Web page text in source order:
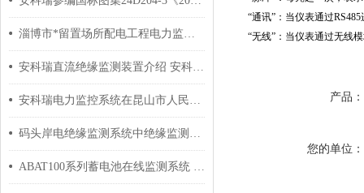
淄博市*留置场所配电工程电力监控系统的设计与应用
安科瑞直流绝缘监测装置介绍 安科瑞 许敏
安科瑞电力监控系统在昆山市人民南路交通枢纽城市综合体商业中心地块的应用
码头岸电绝缘监测系统中绝缘监测与故障定位的应用介绍
ABAT100系列蓄电池在线监测系统 安科瑞 许敏
“通讯”：当仪表通过
“无线”：当仪表通过无线
产品：
您的单位：